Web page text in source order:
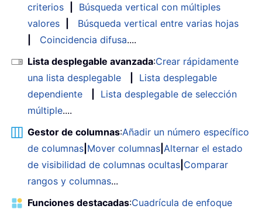
criterios
Búsqueda vertical con múltiples
valores
Búsqueda vertical entre varias hojas
Coincidencia difusa....
Lista desplegable avanzada:Crear rápidamente
una lista desplegable
Lista desplegable
dependiente
Lista desplegable de selección
múltiple....
Gestor de columnas:Añadir un número específico
de columnas Mover columnas Alternar el estado
de visibilidad de columnas ocultas Comparar
rangos y columnas...
Funciones destacadas:Cuadrícula de enfoque